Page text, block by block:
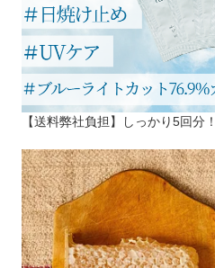
【送料弊社負担】しっかり5回分